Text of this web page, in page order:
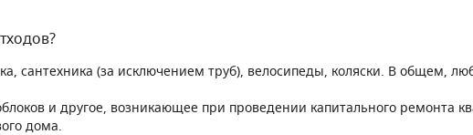
сантехника (за исключением труб), велосипеды, коляски. В общем,
и другое, возникающее при проведении капитального ремонта
дома.